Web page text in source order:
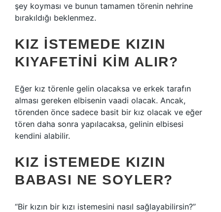
şey koyması ve bunun tamamen törenin nehrine
bırakıldığı beklenmez.
KIZ ISTEMEDE KIZIN
KIYAFETINI KIM ALIR?
Eğer kız törenle gelin olacaksa ve erkek tarafın
alması gereken elbisenin vaadi olacak. Ancak,
törenden önce sadece basit bir kız olacak ve eğer
tören daha sonra yapılacaksa, gelinin elbisesi
kendini alabilir.
KIZ ISTEMEDE KIZIN
BABASI NE SOYLER?
“Bir kızın bir kızı istemesini nasıl sağlayabilirsin?”